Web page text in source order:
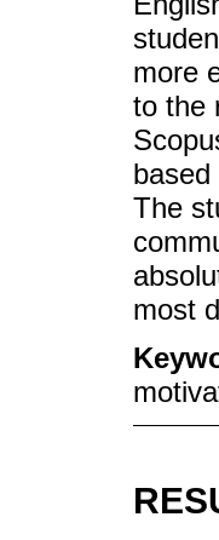
more
to the
The
most